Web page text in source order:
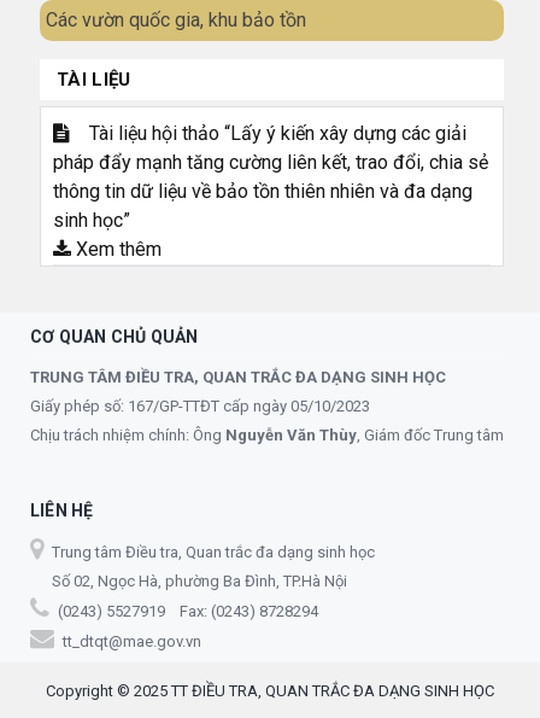
Các vườn quốc gia, khu bảo tồn
TÀI LIỆU
Tài liệu hội thảo “Lấy ý kiến xây dựng các giải
pháp đẩy mạnh tăng cường liên kết, trao đổi, chia sẻ
thông tin dữ liệu về bảo tồn thiên nhiên và đa dạng
sinh học”
Xem thêm
CƠ QUAN CHỦ QUẢN
TRUNG TÂM ĐIỀU TRA, QUAN TRẮC ĐA DẠNG SINH HỌC
Giấy phép số: 167/GP-TTĐT cấp ngày 05/10/2023
Chịu trách nhiệm chính: Ông Nguyễn Văn Thùy, Giám đốc Trung tâm
LIÊN HỆ
Trung tâm Điều tra, Quan trắc đa dạng sinh học
Số 02, Ngọc Hà, phường Ba Đình, TP.Hà Nội
(0243) 5527919 Fax: (0243) 8728294
tt_dtqt@mae.gov.vn
Copyright © 2025 TT ĐIỀU TRA, QUAN TRẮC ĐA DẠNG SINH HỌC